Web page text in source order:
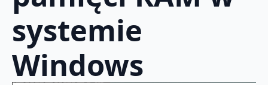
systemie
Windows